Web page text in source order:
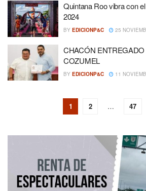
Quintana Roo vibra con
2024
BY EDICIONP&C 25
CHACÓN
COZUMEL
BY EDICIONP&C 11
1 2 … 47